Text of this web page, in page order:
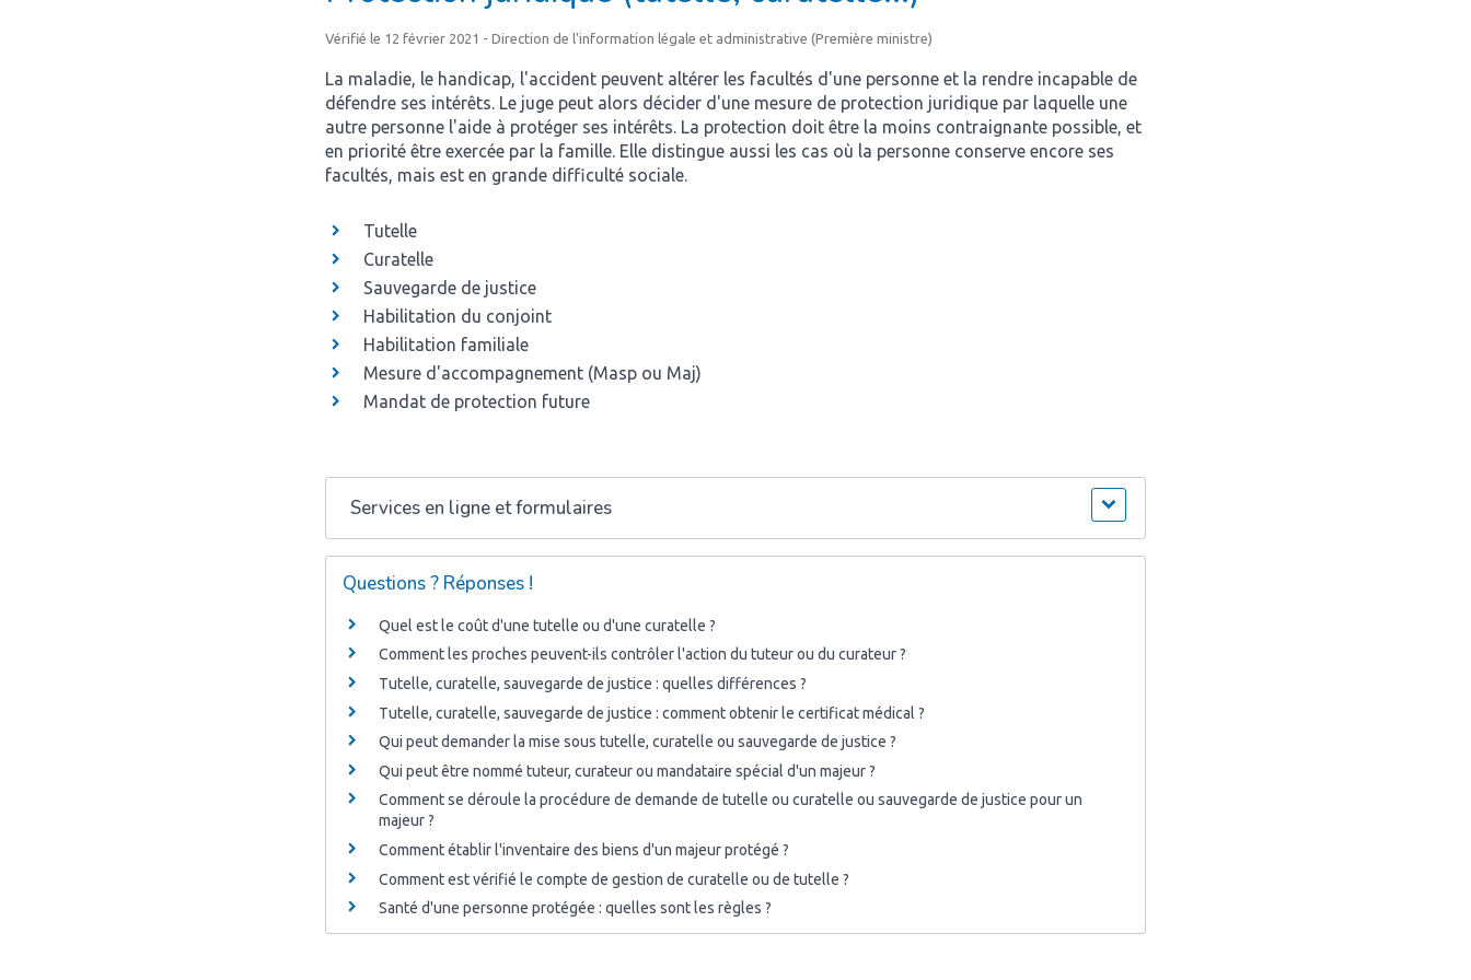
Vérifié le 12 février 2021 - Direction de l'information légale et administrative (Première ministre)
La maladie, le handicap, l'accident peuvent altérer les facultés d'une personne et la rendre incapable de
défendre ses intérêts. Le juge peut alors décider d'une mesure de protection juridique par laquelle une
autre personne l'aide à protéger ses intérêts. La protection doit être la moins contraignante possible, et
en priorité être exercée par la famille. Elle distingue aussi les cas où la personne conserve encore ses
facultés, mais est en grande difficulté sociale.
Tutelle
Curatelle
Sauvegarde de justice
Habilitation du conjoint
Habilitation familiale
Mesure d'accompagnement (Masp ou Maj)
Mandat de protection future
Services en ligne et formulaires
Questions ? Réponses !
Quel est le coût d'une tutelle ou d'une curatelle ?
Comment les proches peuvent-ils contrôler l'action du tuteur ou du curateur ?
Tutelle, curatelle, sauvegarde de justice : quelles différences ?
Tutelle, curatelle, sauvegarde de justice : comment obtenir le certificat médical ?
Qui peut demander la mise sous tutelle, curatelle ou sauvegarde de justice ?
Qui peut être nommé tuteur, curateur ou mandataire spécial d'un majeur ?
Comment se déroule la procédure de demande de tutelle ou curatelle ou sauvegarde de justice pour un
majeur ?
Comment établir l'inventaire des biens d'un majeur protégé ?
Comment est vérifié le compte de gestion de curatelle ou de tutelle ?
Santé d'une personne protégée : quelles sont les règles ?